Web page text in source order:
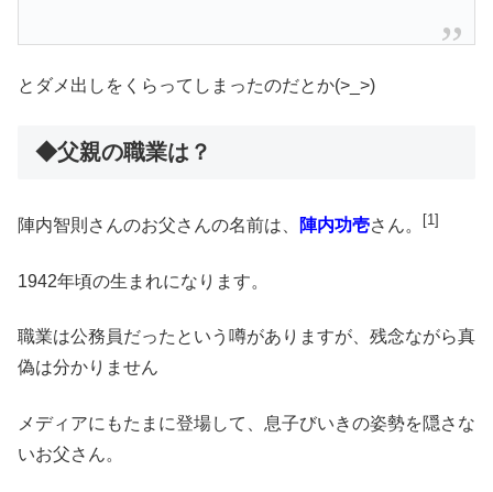
とダメ出しをくらってしまったのだとか(>_>)
◆父親の職業は？
陣内智則さんのお父さんの名前は、 陣内功壱さん。 [1]
1942年頃の生まれになります。
職業は公務員だったという噂がありますが、残念ながら真
偽は分かりません
メディアにもたまに登場して、息子びいきの姿勢を隠さな
いお父さん。